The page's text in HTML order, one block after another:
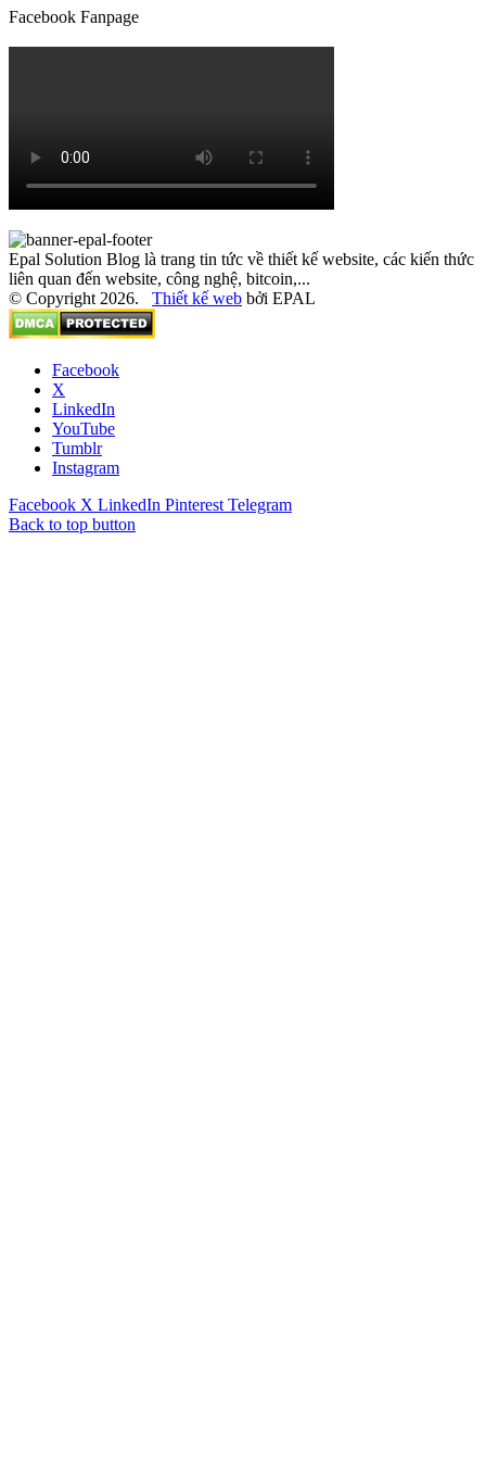
Facebook Fanpage
Epal Solution Blog là trang tin tức về thiết kế website, các kiến thức
liên quan đến website, công nghệ, bitcoin,...
© Copyright 2026. Thiết kế web bởi EPAL
Facebook
X
LinkedIn
YouTube
Tumblr
Instagram
Facebook X LinkedIn Pinterest Telegram
Back to top button